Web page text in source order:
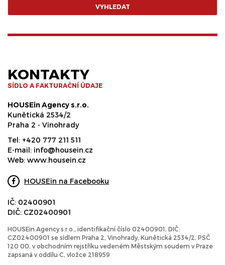
VYHLEDAT
KONTAKTY
SÍDLO A FAKTURAČNÍ ÚDAJE
HOUSEin Agency s.r.o.
Kunětická 2534/2
Praha 2 - Vinohrady
Tel: +420 777 211 511
E-mail: info@housein.cz
Web: www.housein.cz
HOUSEin na Facebooku
IČ: 02400901
DIČ: CZ02400901
HOUSEin Agency s.r.o., identifikační číslo 02400901, DIČ:
CZ02400901 se sídlem Praha 2, Vinohrady, Kunětická 2534/2, PSČ
120 00, v obchodním rejstříku vedeném Městským soudem v Praze
zapsaná v oddílu C, vložce 218959